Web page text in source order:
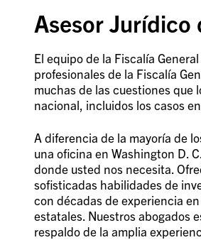
Asesor Jurídico
El equipo de la Fiscalía
profesionales de la Fiscalía
muchas de las cuestiones que
nacional, incluidos los casos
A diferencia de la mayoría de
una oficina en Washington D.
donde usted nos necesita.
sofisticadas habilidades de
con décadas de experiencia
estatales. Nuestros abogados
respaldo de la amplia